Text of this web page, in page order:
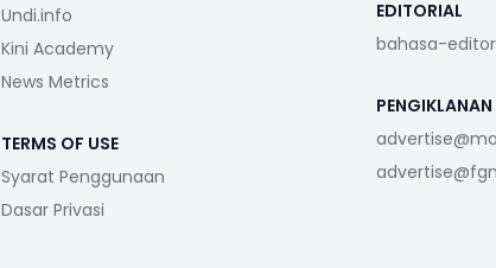
Undi.info
Kini Academy
News Metrics
TERMS OF USE
Syarat Penggunaan
Dasar Privasi
EDITORIAL
bahasa-
PENGIKLANAN